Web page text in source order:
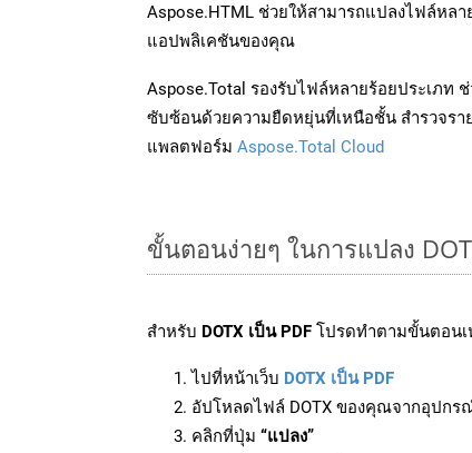
Aspose.HTML ช่วยให้สามารถแปลงไฟล์หล
แอปพลิเคชันของคุณ
Aspose.Total รองรับไฟล์หลายร้อยประเภท
ซับซ้อนด้วยความยืดหยุ่นที่เหนือชั้น สำรวจร
แพลตฟอร์ม Aspose.Total Cloud
ขั้นตอนง่ายๆ ในการแปลง
สำหรับ DOTX เป็น PDF โปรดทำตามขั้นตอนเ
ไปที่หน้าเว็บ DOTX เป็น PDF
อัปโหลดไฟล์ DOTX ของคุณจากอุปก
คลิกที่ปุ่ม “แปลง”